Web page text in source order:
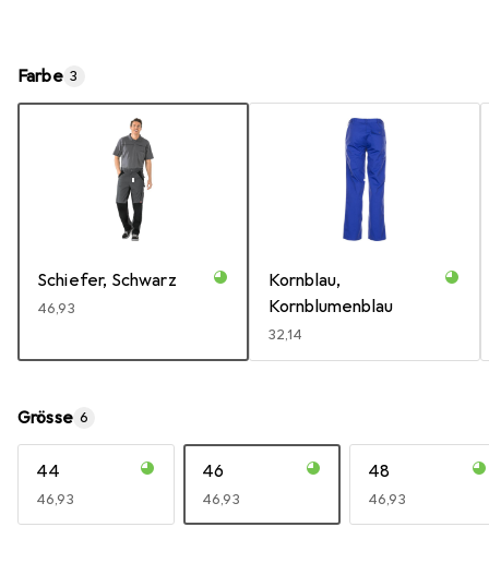
Farbe 3
Schiefer, Schwarz
EUR
46,93
Kornblau,
Kornblumenblau
EUR
32,14
Grösse 6
44
EUR
46,93
46
EUR
46,93
48
EUR
46,93